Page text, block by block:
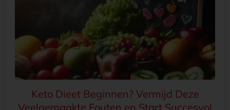
Keto Dieet Beginnen? Vermijd Deze
Veelgemaakte Fouten en Start Succesvol